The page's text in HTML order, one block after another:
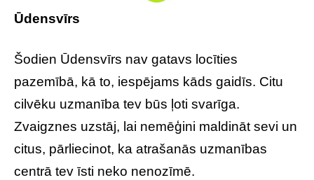
Ūdensvīrs
Šodien Ūdensvīrs nav gatavs locīties
pazemībā, kā to, iespējams kāds gaidīs. Citu
cilvēku uzmanība tev būs ļoti svarīga.
Zvaigznes uzstāj, lai nemēģini maldināt sevi un
citus, pārliecinot, ka atrašanās uzmanības
centrā tev īsti neko nenozīmē.